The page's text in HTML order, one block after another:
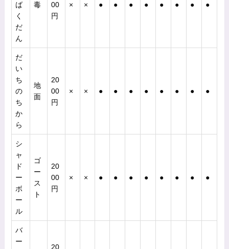
ば
く
だ
ん
毒
00
円
× × ● ● ● ● ● ● ● ●
だ
い
ち
の
ち
か
ら
地
面
20
00
円
× × ● ● ● ● ● ● ● ●
シ
ャ
ド
ー
ボ
ー
ル
ゴ
ー
ス
ト
20
00
円
× × ● ● ● ● ● ● ● ●
バ
ー
20